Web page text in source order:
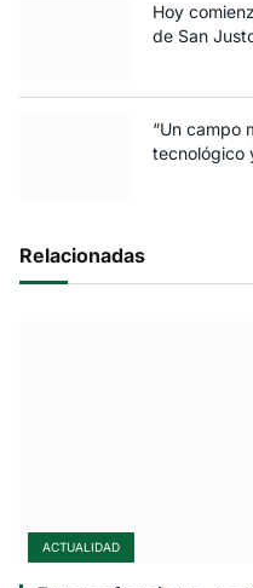
Hoy
de San
“Un campo
tecnológico
Relacionadas
ACTUALIDAD